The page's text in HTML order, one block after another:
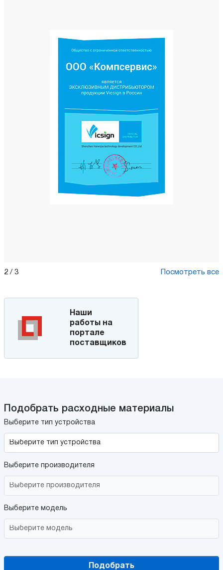
2 / 3 Посмотреть все
Наши
работы на
портале
поставщиков
Подобрать расходные материалы
Выберите тип устройства
Выберите производителя
Выберите модель
Подобрать